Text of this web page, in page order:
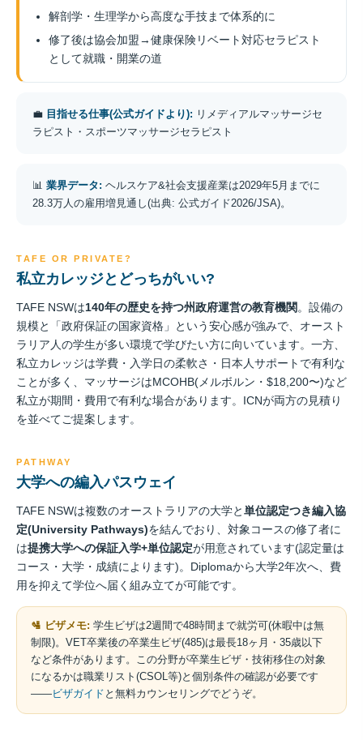
解剖学・生理学から高度な手技まで体系的に
修了後は協会加盟→健康保険リベート対応セラピスト
として就職・開業の道
💼 目指せる仕事(公式ガイドより): リメディアルマッサージセ
ラピスト・スポーツマッサージセラピスト
📊 業界データ: ヘルスケア&社会支援産業は2029年5月までに
28.3万人の雇用増見通し(出典: 公式ガイド2026/JSA)。
TAFE OR PRIVATE?
私立カレッジとどっちがいい?
TAFE NSWは140年の歴史を持つ州政府運営の教育機関。設備の
規模と「政府保証の国家資格」という安心感が強みで、オースト
ラリア人の学生が多い環境で学びたい方に向いています。一方、
私立カレッジは学費・入学日の柔軟さ・日本人サポートで有利な
ことが多く、マッサージはMCOHB(メルボルン・$18,200〜)など
私立が期間・費用で有利な場合があります。ICNが両方の見積り
を並べてご提案します。
PATHWAY
大学への編入パスウェイ
TAFE NSWは複数のオーストラリアの大学と 単位認定つき編入協
定(University Pathways)を結んでおり、対象コースの修了者に
は提携大学への保証入学+単位認定が用意されています(認定量は
コース・大学・成績によります)。Diplomaから大学2年次へ、費
用を抑えて学位へ届く組み立てが可能です。
🛂 ビザメモ: 学生ビザは2週間で48時間まで就労可(休暇中は無
制限)。VET卒業後の卒業生ビザ(485)は最長18ヶ月・35歳以下
など条件があります。この分野が卒業生ビザ・技術移住の対象
になるかは職業リスト(CSOL等)と個別条件の確認が必要です
—— ビザガイド と無料カウンセリングでどうぞ。